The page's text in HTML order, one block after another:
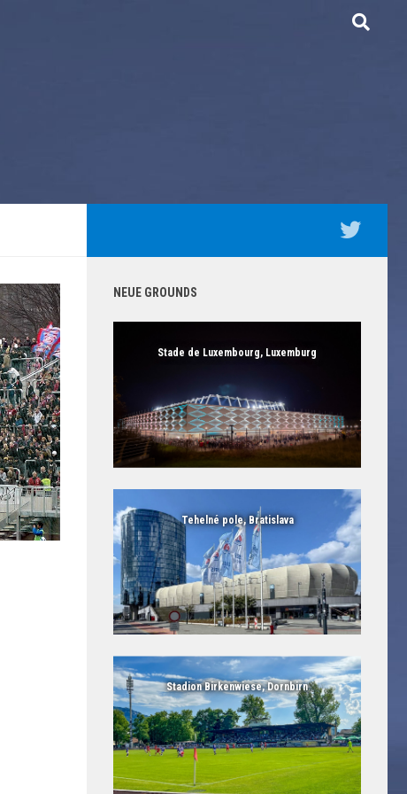
NEUE GROUNDS
Stade de Luxembourg, Luxemburg
Tehelné pole, Bratislava
Stadion Birkenwiese, Dornbirn